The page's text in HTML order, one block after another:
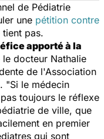
de Pédiatrie
une pétition contre
pas.
apporté à la
docteur Nathalie
de l'Association
"Si le médecin
toujours le réflexe
de ville, que
en premier
qui sont